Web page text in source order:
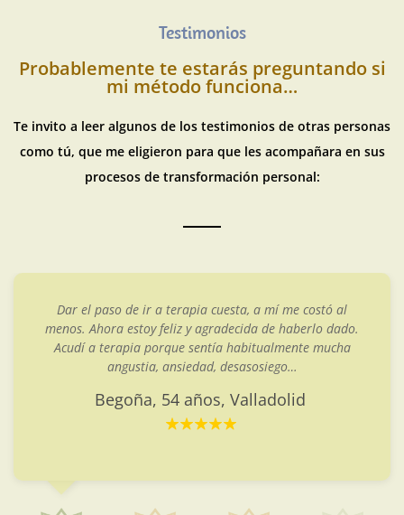
Testimonios
Probablemente te estarás preguntando si
mi método funciona…
Te invito a leer algunos de los testimonios de otras personas
como tú, que me eligieron para que les acompañara en sus
procesos de transformación personal:
Dar el paso de ir a terapia cuesta, a mí me costó al
menos. Ahora estoy feliz y agradecida de haberlo dado.
Acudí a terapia porque sentía habitualmente mucha
angustia, ansiedad, desasosiego…
Begoña, 54 años, Valladolid